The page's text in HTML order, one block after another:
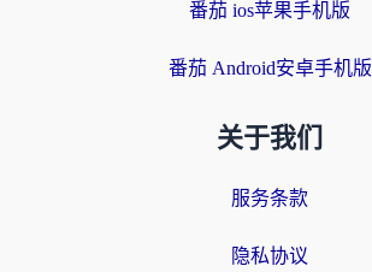
番茄 ios苹果手机版
番茄 Android安卓手机版
关于我们
服务条款
隐私协议